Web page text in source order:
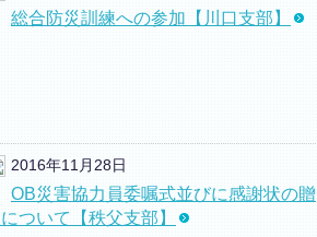
総合防災訓練への参加【川口支部】
2016年11月28日
OB災害協力員委嘱式並びに感謝状の贈
ついて【秩父支部】